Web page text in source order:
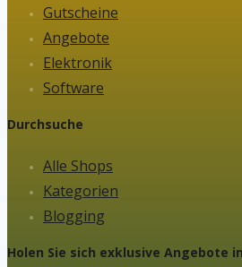
Gutscheine
Angebote
Elektronik
Software
Durchsuche
Alle Shops
Kategorien
Blogging
Holen Sie sich exklusive Angebote